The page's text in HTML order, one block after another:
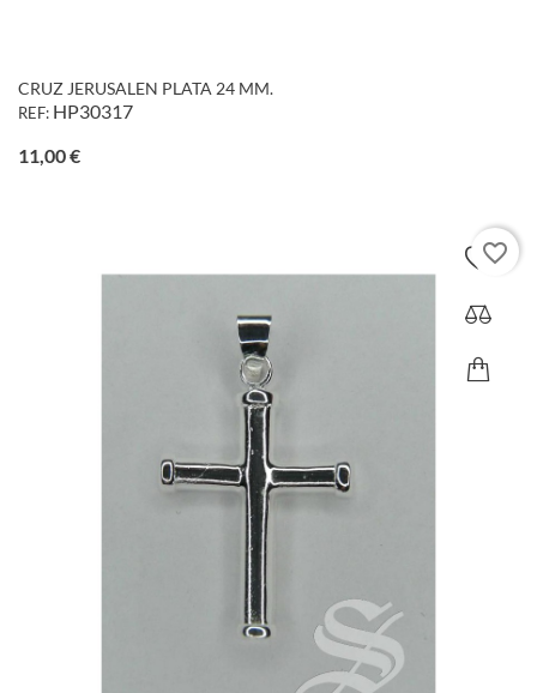
CRUZ JERUSALEN PLATA 24 MM.
REF: HP30317
11,00 €Precio
favorite_border